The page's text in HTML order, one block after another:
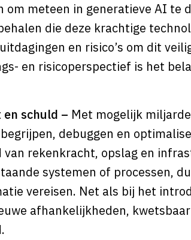
om meteen in generatieve AI te
die deze krachtige
en risico’s om dit
en risicoperspectief is het
schuld – Met mogelijk
debuggen en
rekenkracht, opslag en
systemen of processen,
vereisen. Net als bij het
afhankelijkheden,